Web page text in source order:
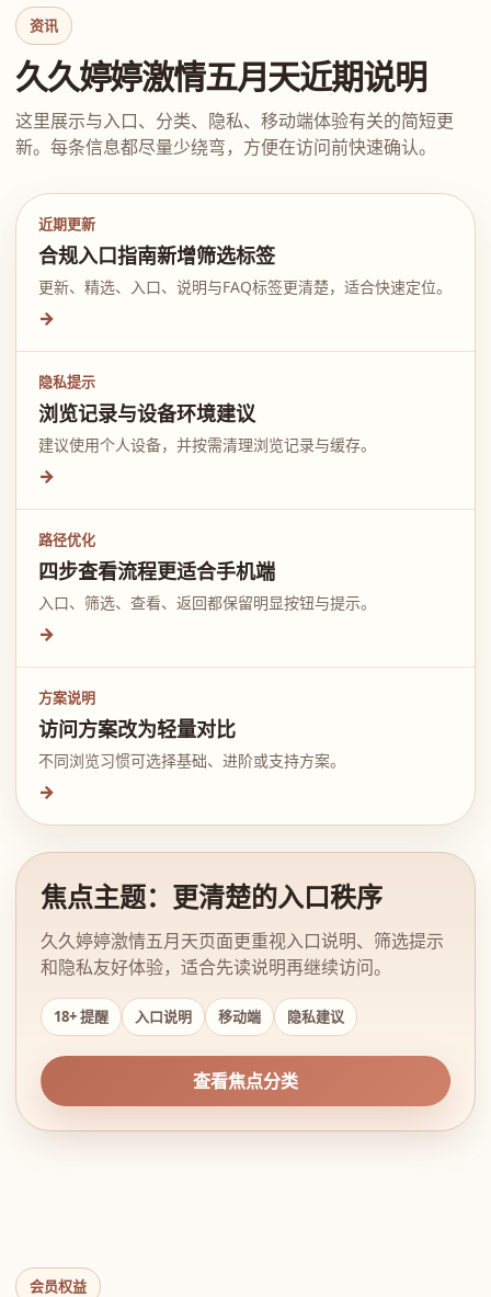
资讯
久久婷婷激情五月天近期说明
这里展示与入口、分类、隐私、移动端体验有关的简短更
新。每条信息都尽量少绕弯，方便在访问前快速确认。
近期更新
合规入口指南新增筛选标签
更新、精选、入口、说明与FAQ标签更清楚，适合快速定位。
→
隐私提示
浏览记录与设备环境建议
建议使用个人设备，并按需清理浏览记录与缓存。
→
路径优化
四步查看流程更适合手机端
入口、筛选、查看、返回都保留明显按钮与提示。
→
方案说明
访问方案改为轻量对比
不同浏览习惯可选择基础、进阶或支持方案。
→
焦点主题：更清楚的入口秩序
久久婷婷激情五月天页面更重视入口说明、筛选提示
和隐私友好体验，适合先读说明再继续访问。
18+ 提醒 入口说明 移动端 隐私建议
查看焦点分类
会员权益